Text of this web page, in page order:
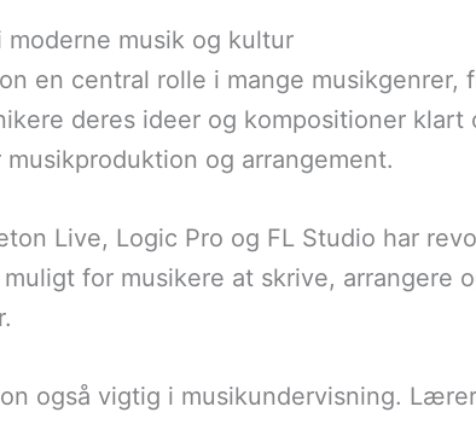
musik og kultur
en central rolle i mange
deres ideer og kompositioner
og arrangement.
Live, Logic Pro og FL Studio har
for musikere at skrive, arrangere
også vigtig i musikundervisning.